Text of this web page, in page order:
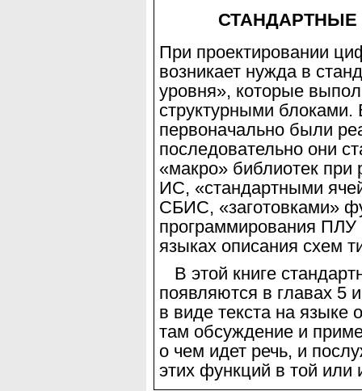
СТАНДАРТНЫЕ
При проектировании
возникает нужда в
уровня», которые
структурными
первоначально были
последовательно они
«макро» библиотек при
ИС, «стандартными
СБИС, «заготовками»
программирования
языках описания схем
В этой книге
появляются в главах 5
в виде текста на
там обсуждение и
о чем идет речь, и
этих функций в той или